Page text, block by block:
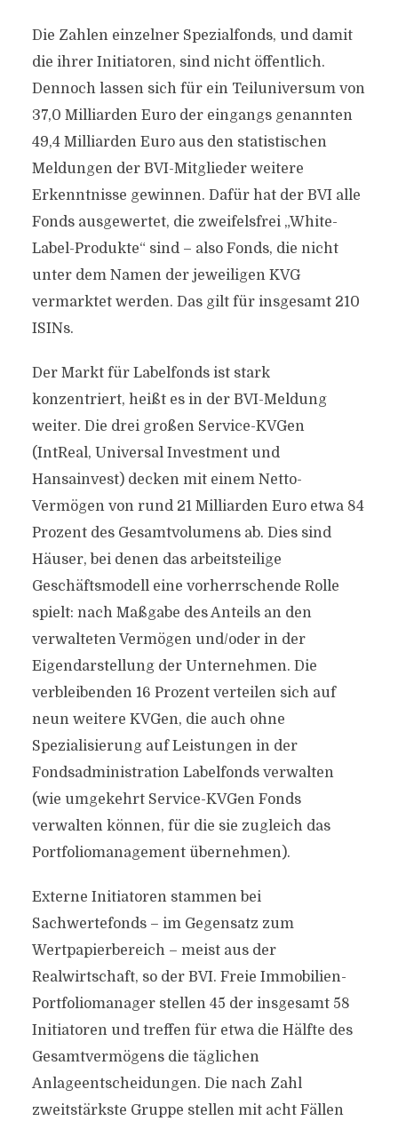
Die Zahlen einzelner Spezialfonds, und damit
die ihrer Initiatoren, sind nicht öffentlich.
Dennoch lassen sich für ein Teiluniversum von
37,0 Milliarden Euro der eingangs genannten
49,4 Milliarden Euro aus den statistischen
Meldungen der BVI-Mitglieder weitere
Erkenntnisse gewinnen. Dafür hat der BVI alle
Fonds ausgewertet, die zweifelsfrei „White-
Label-Produkte“ sind – also Fonds, die nicht
unter dem Namen der jeweiligen KVG
vermarktet werden. Das gilt für insgesamt 210
ISINs.
Der Markt für Labelfonds ist stark
konzentriert, heißt es in der BVI-Meldung
weiter. Die drei großen Service-KVGen
(IntReal, Universal Investment und
Hansainvest) decken mit einem Netto-
Vermögen von rund 21 Milliarden Euro etwa 84
Prozent des Gesamtvolumens ab. Dies sind
Häuser, bei denen das arbeitsteilige
Geschäftsmodell eine vorherrschende Rolle
spielt: nach Maßgabe des Anteils an den
verwalteten Vermögen und/oder in der
Eigendarstellung der Unternehmen. Die
verbleibenden 16 Prozent verteilen sich auf
neun weitere KVGen, die auch ohne
Spezialisierung auf Leistungen in der
Fondsadministration Labelfonds verwalten
(wie umgekehrt Service-KVGen Fonds
verwalten können, für die sie zugleich das
Portfoliomanagement übernehmen).
Externe Initiatoren stammen bei
Sachwertefonds – im Gegensatz zum
Wertpapierbereich – meist aus der
Realwirtschaft, so der BVI. Freie Immobilien-
Portfoliomanager stellen 45 der insgesamt 58
Initiatoren und treffen für etwa die Hälfte des
Gesamtvermögens die täglichen
Anlageentscheidungen. Die nach Zahl
zweitstärkste Gruppe stellen mit acht Fällen